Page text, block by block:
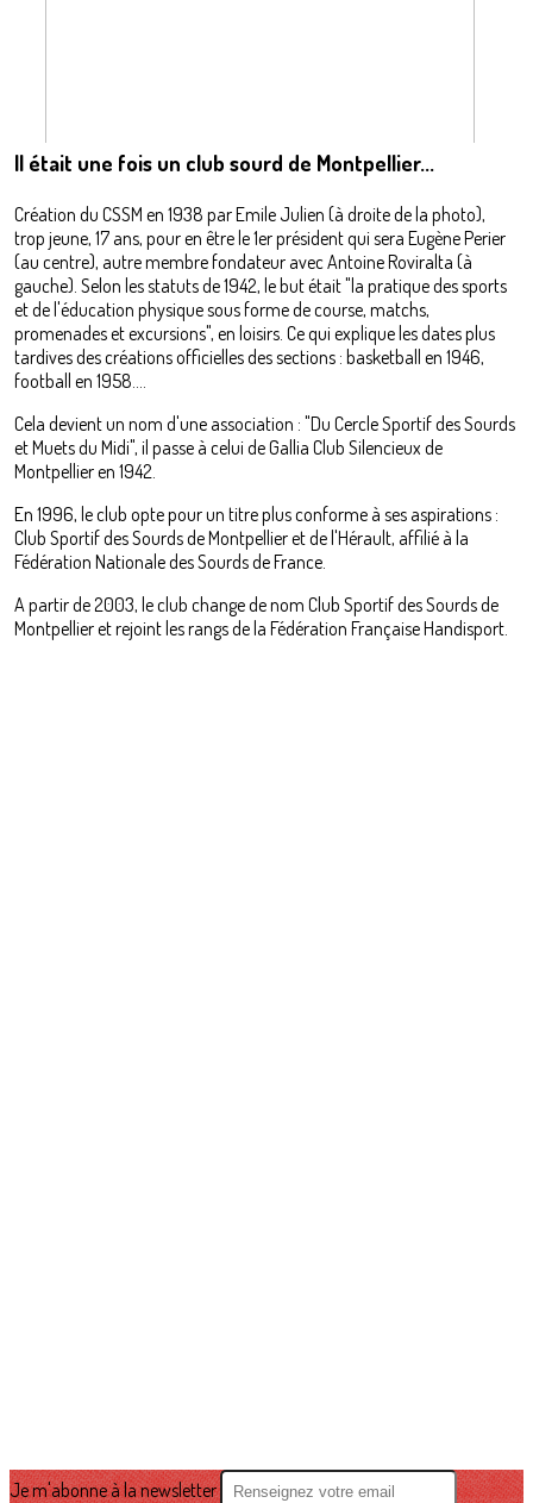
Il était une fois un club sourd de Montpellier...
Création du CSSM en 1938 par Emile Julien (à droite de la photo),
trop jeune, 17 ans, pour en être le 1er président qui sera Eugène Perier
(au centre), autre membre fondateur avec Antoine Roviralta (à
gauche). Selon les statuts de 1942, le but était "la pratique des sports
et de l'éducation physique sous forme de course, matchs,
promenades et excursions", en loisirs. Ce qui explique les dates plus
tardives des créations officielles des sections : basketball en 1946,
football en 1958....
Cela devient un nom d'une association : "Du Cercle Sportif des Sourds
et Muets du Midi", il passe à celui de Gallia Club Silencieux de
Montpellier en 1942.
En 1996, le club opte pour un titre plus conforme à ses aspirations :
Club Sportif des Sourds de Montpellier et de l'Hérault, affilié à la
Fédération Nationale des Sourds de France.
A partir de 2003, le club change de nom Club Sportif des Sourds de
Montpellier et rejoint les rangs de la Fédération Française Handisport.
Je m'abonne à la newsletter